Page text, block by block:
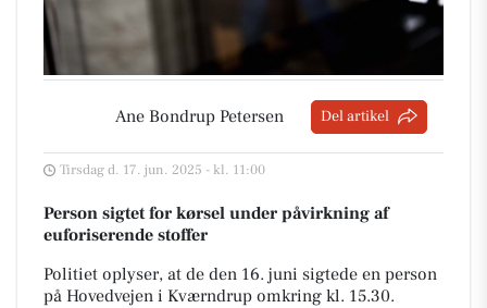
Ane Bondrup Petersen Del artikel
Tirsdag d. 17. jun. 2025 - kl. 11:00
Person sigtet for kørsel under påvirkning af
euforiserende stoffer
Politiet oplyser, at de den 16. juni sigtede en person
på Hovedvejen i Kværndrup omkring kl. 15.30.